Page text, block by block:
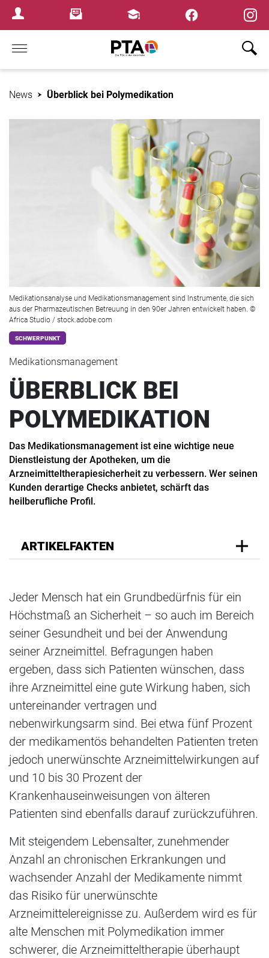
Login MenuNewsletterFortbildungen
Home
News Überblick bei Polymedikation
Medikationsanalyse und Medikationsmanagement sind Instrumente, die sich
aus der Pharmazeutischen Betreuung in den 90er Jahren entwickelt haben. ©
Africa Studio / stock.adobe.com
SCHWERPUNKT
Medikationsmanagement
ÜBERBLICK BEI
POLYMEDIKATION
Das Medikationsmanagement ist eine wichtige neue
Dienstleistung der Apotheken, um die
Arzneimitteltherapiesicherheit zu verbessern. Wer seinen
Kunden derartige Checks anbietet, schärft das
heilberufliche Profil.
ARTIKELFAKTEN
Jeder Mensch hat ein Grundbedürfnis für ein
Höchstmaß an Sicherheit – so auch im Bereich
seiner Gesundheit und bei der Anwendung
seiner Arzneimittel. Befragungen haben
ergeben, dass sich Patienten wünschen, dass
ihre Arzneimittel eine gute Wirkung haben, sich
untereinander vertragen und
nebenwirkungsarm sind. Bei etwa fünf Prozent
der medikamentös behandelten Patienten treten
jedoch unerwünschte Arzneimittelwirkungen auf
und 10 bis 30 Prozent der
Krankenhauseinweisungen von älteren
Patienten sind ebenfalls darauf zurückzuführen.
Mit steigendem Lebensalter, zunehmender
Anzahl an chronischen Erkrankungen und
wachsender Anzahl der Medikamente nimmt
das Risiko für unerwünschte
Arzneimittelereignisse zu. Außerdem wird es für
alte Menschen mit Polymedikation immer
schwerer, die Arzneimitteltherapie überhaupt
×